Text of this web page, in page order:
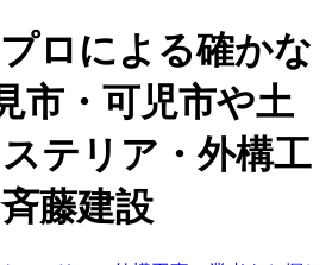
ロによる確かな
市・可児市や土
テリア・外構工
藤建設